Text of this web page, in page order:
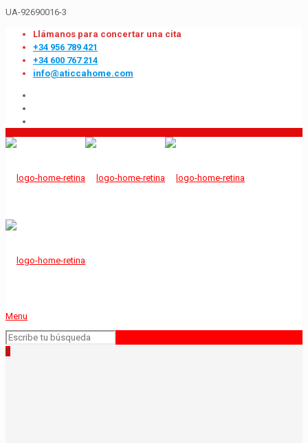
UA-92690016-3
Llámanos para concertar una cita
+34 956 789 421
+34 600 767 214
info@aticcahome.com
Menu
0